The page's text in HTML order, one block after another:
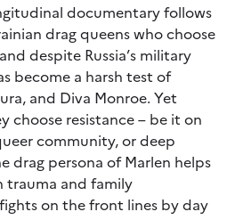
documentary follows
drag queens who choose
despite Russia’s military
become a harsh test of
and Diva Monroe. Yet
choose resistance – be it on
community, or deep
drag persona of Marlen helps
trauma and family
on the front lines by day